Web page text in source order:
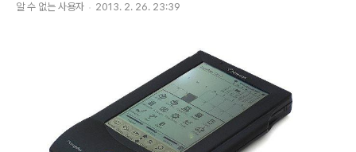
알 수 없는 사용자 2013. 2. 26. 23:39